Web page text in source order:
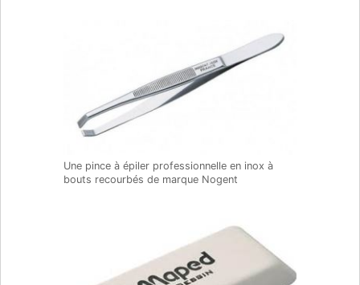
Une pince à épiler professionnelle en inox à
bouts recourbés de marque Nogent